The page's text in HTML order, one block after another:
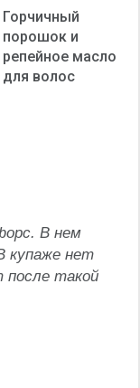
Горчичный
порошок и
репейное масло
для волос
В нем
купаже нет
после такой